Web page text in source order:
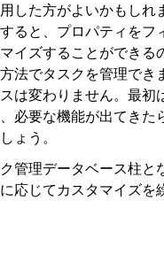
した方がよいかもしれ
ると、プロパティをフ
イズすることができる
法でタスクを管理でき
は変わりません。最初
必要な機能が出てきた
ょう。
管理データベース柱と
応じてカスタマイズを